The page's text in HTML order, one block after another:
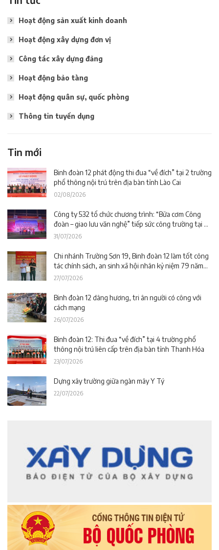
Hoạt động sản xuất kinh doanh
Hoạt động xây dựng đơn vị
Công tác xây dựng đảng
Hoạt động bảo tàng
Hoạt động quân sự, quốc phòng
Thông tin tuyển dụng
Tin mới
Binh đoàn 12 phát động thi đua “về đích” tại 2 trường
phổ thông nội trú trên địa bàn tỉnh Lào Cai
02/08/2026
Công ty 532 tổ chức chương trình: “Bữa cơm Công
đoàn – giao lưu văn nghệ” tiếp sức công trường tại dự
án Trường phổ thông nội trú liên cấp La Êê (TP. Đà
31/07/2026
Chi nhánh Trường Sơn 19, Binh đoàn 12 làm tốt công
tác chính sách, an sinh xã hội nhân kỷ niệm 79 năm
Ngày Thương binh – Liệt sĩ
27/07/2026
Binh đoàn 12 dâng hương, tri ân người có công với
cách mạng
26/07/2026
Binh đoàn 12: Thi đua “về đích” tại 4 trường phổ
thông nội trú liên cấp trên địa bàn tỉnh Thanh Hóa
23/07/2026
Dựng xây trường giữa ngàn mây Y Tý
22/07/2026